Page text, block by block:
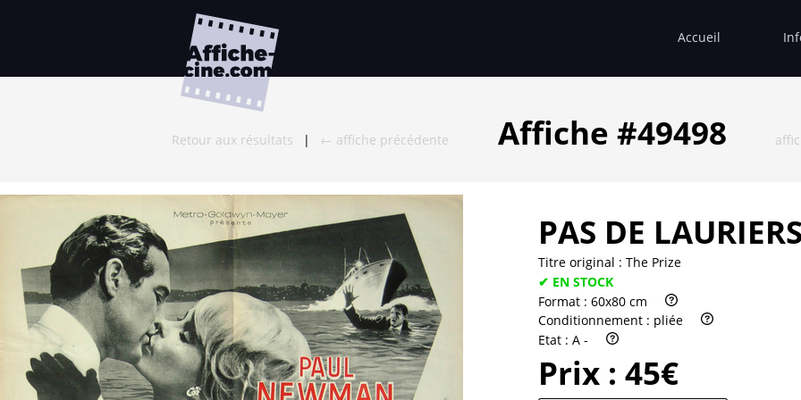
Accueil
Retour aux résultats | ← affiche précédente Affiche #49498
PAS DE
Titre original : The Prize
✔ EN STOCK
Format : 60x80 cm
Conditionnement : pliée
Etat : A -
Prix : 45€